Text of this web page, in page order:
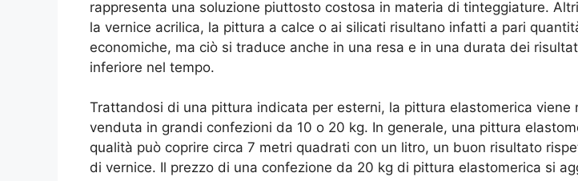
rappresenta una soluzione piuttosto costosa in materia di tinteggiature.
la vernice acrilica, la pittura a calce o ai silicati risultano infatti a pari
economiche, ma ciò si traduce anche in una resa e in una durata dei
inferiore nel tempo.
Trattandosi di una pittura indicata per esterni, la pittura elastomerica viene
venduta in grandi confezioni da 10 o 20 kg. In generale, una pittura
qualità può coprire circa 7 metri quadrati con un litro, un buon risultato
di vernice. Il prezzo di una confezione da 20 kg di pittura elastomerica si